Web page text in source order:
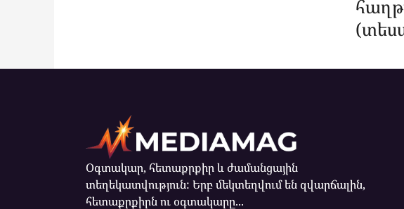
Օգտակար, հետաքրքիր և ժամանցային
տեղեկատվություն: Երբ մեկտեղվում են զվարճալին,
հետաքրքիրն ու օգտակարը...